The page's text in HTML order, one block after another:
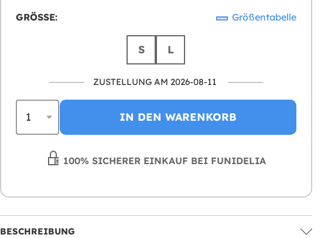
GRÖSSE: Größentabelle
S L
ZUSTELLUNG AM 2026-08-11
IN DEN WARENKORB
100% SICHERER EINKAUF BEI FUNIDELIA
BESCHREIBUNG